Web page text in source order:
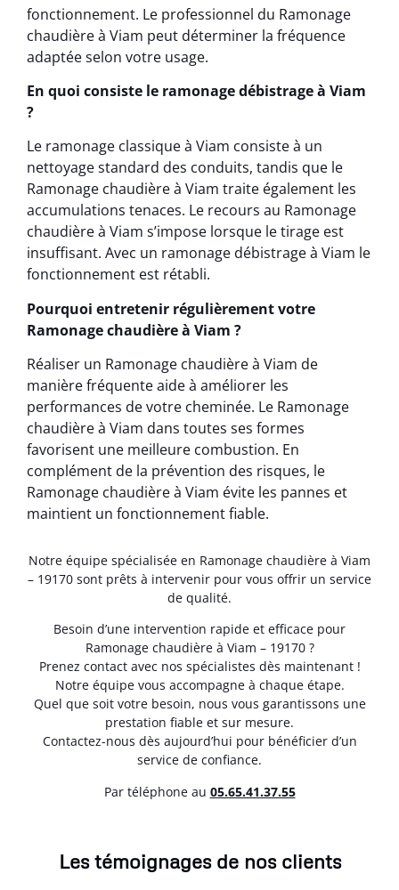
fonctionnement. Le professionnel du Ramonage
chaudière à Viam peut déterminer la fréquence
adaptée selon votre usage.
En quoi consiste le ramonage débistrage à Viam
?
Le ramonage classique à Viam consiste à un
nettoyage standard des conduits, tandis que le
Ramonage chaudière à Viam traite également les
accumulations tenaces. Le recours au Ramonage
chaudière à Viam s’impose lorsque le tirage est
insuffisant. Avec un ramonage débistrage à Viam le
fonctionnement est rétabli.
Pourquoi entretenir régulièrement votre
Ramonage chaudière à Viam ?
Réaliser un Ramonage chaudière à Viam de
manière fréquente aide à améliorer les
performances de votre cheminée. Le Ramonage
chaudière à Viam dans toutes ses formes
favorisent une meilleure combustion. En
complément de la prévention des risques, le
Ramonage chaudière à Viam évite les pannes et
maintient un fonctionnement fiable.
Notre équipe spécialisée en Ramonage chaudière à Viam
– 19170 sont prêts à intervenir pour vous offrir un service
de qualité.
Besoin d’une intervention rapide et efficace pour
Ramonage chaudière à Viam – 19170 ?
Prenez contact avec nos spécialistes dès maintenant !
Notre équipe vous accompagne à chaque étape.
Quel que soit votre besoin, nous vous garantissons une
prestation fiable et sur mesure.
Contactez-nous dès aujourd’hui pour bénéficier d’un
service de confiance.
Par téléphone au 05.65.41.37.55
Les témoignages de nos clients